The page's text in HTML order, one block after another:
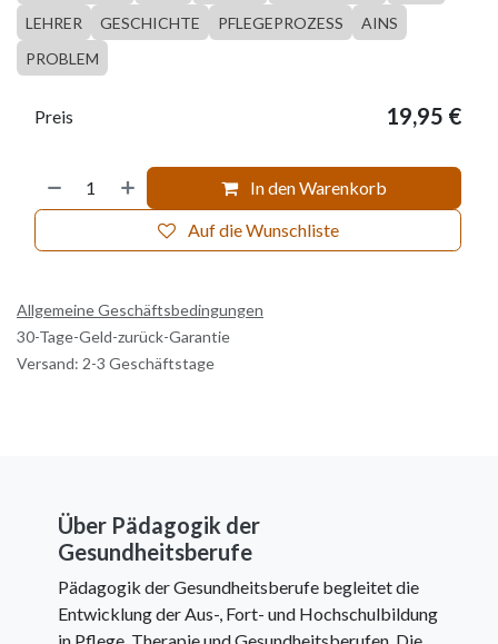
LEHRER
GESCHICHTE PFLEGEPROZESS
AINS
PROBLEM
In den Warenkorb
Auf die Wunschliste
Preis 19,95 €
Allgemeine Geschäftsbedingungen
30-Tage-Geld-zurück-Garantie
Versand: 2-3 Geschäftstage
Über Pädagogik der
Gesundheitsberufe
Pädagogik der Gesundheitsberufe begleitet die
Entwicklung der Aus-, Fort- und Hochschulbildung